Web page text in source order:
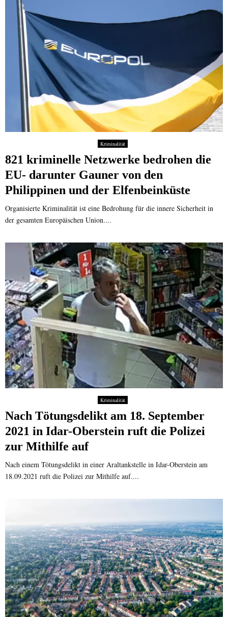
Kriminalität
821 kriminelle Netzwerke bedrohen die
EU- darunter Gauner von den
Philippinen und der Elfenbeinküste
Organisierte Kriminalität ist eine Bedrohung für die innere Sicherheit in
der gesamten Europäischen Union....
Kriminalität
Nach Tötungsdelikt am 18. September
2021 in Idar-Oberstein ruft die Polizei
zur Mithilfe auf
Nach einem Tötungsdelikt in einer Araltankstelle in Idar-Oberstein am
18.09.2021 ruft die Polizei zur Mithilfe auf....